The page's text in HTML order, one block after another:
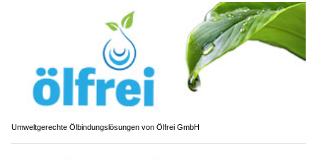
Umweltgerechte Ölbindungslösungen von Ölfrei GmbH